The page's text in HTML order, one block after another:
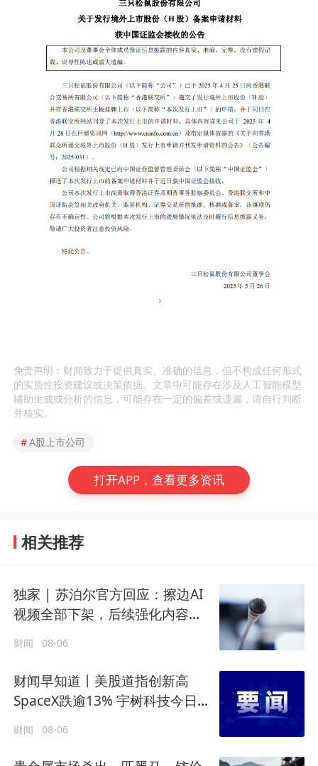
免责声明：财闻致力于提供真实、准确的信息，但不构成任何形式
的实质性投资建议或决策依据。文章中可能存在涉及人工智能模型
辅助生成或分析的信息，可能存在一定的偏差或遗漏，请自行判断
并核实。
#A股上市公司
打开APP，查看更多资讯
相关推荐
独家 | 苏泊尔官方回应：擦边AI
视频全部下架，后续强化内容审
财闻 08-06
财闻早知道丨美股道指创新高
SpaceX跌逾13% 宇树科技今日确
财闻 08-06